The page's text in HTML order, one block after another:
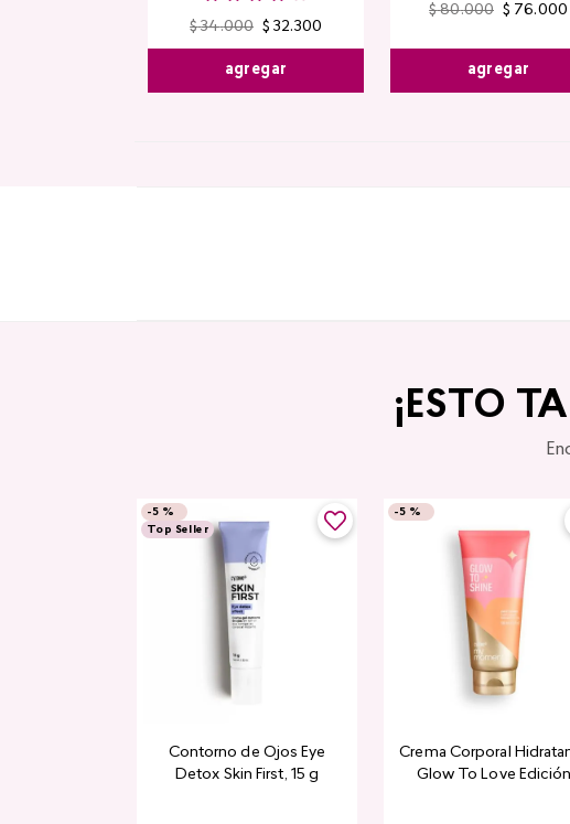
$ 34.000 $ 32.300
agregar
$ 80.000 $ 76.000
agregar
¡ESTO
-5 %
Top Seller
Contorno de Ojos Eye
Detox Skin First, 15 g
-5 %
Crema Corporal
Glow To Love Edición